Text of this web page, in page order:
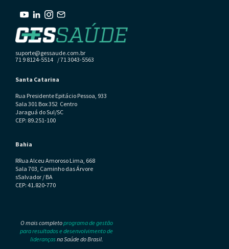
suporte@gessaude.com.br
71 9 8124-5514 / 71 3043-5563
Santa Catarina
Rua Presidente Epitácio Pessoa, 933
Sala 301 Box 352 Centro
Jaraguá do Sul/SC
CEP: 89.251-100
Bahia
RRua Alceu Amoroso Lima, 668
Sala 703, Caminho das Árvore
sSalvador / BA
CEP: 41.820-770
O mais completoprograma de gestão
para resultados e desenvolvimento de
liderançasna Saúde do Brasil.